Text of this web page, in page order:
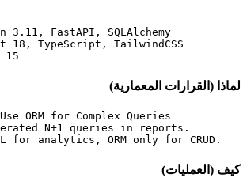
3.11, FastAPI, SQLAlchemy
18, TypeScript, TailwindCSS
15
لماذا (القرارات المعمارية)
ORM for Complex Queries
N+1 queries in reports.
for analytics, ORM only for CRUD.
كيف (العمليات)